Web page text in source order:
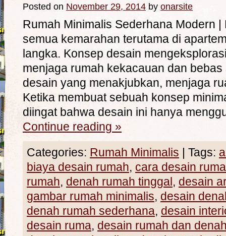
Posted on November 29, 2014 by onarsite
Rumah Minimalis Sederhana Modern
semua kemarahan terutama di
langka. Konsep desain
menjaga rumah kekacauan dan
desain yang menakjubkan, menjaga
Ketika membuat sebuah konsep
diingat bahwa desain ini hanya
Continue reading »
Categories: Rumah Minimalis | Tags:
biaya desain rumah, cara desain
rumah, denah rumah tinggal, desain
gambar rumah minimalis, desain
denah rumah sederhana, desain
desain ruma, desain rumah dan